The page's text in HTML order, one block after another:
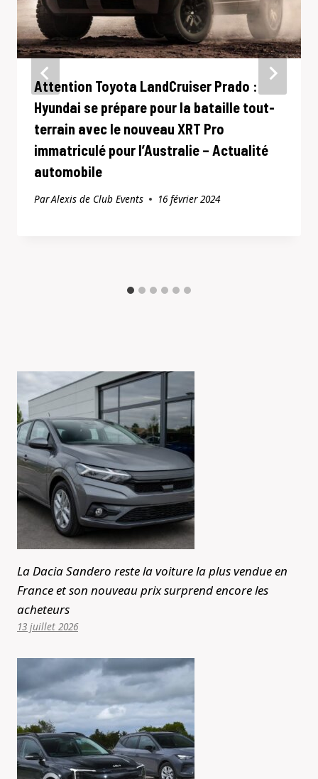
Attention Toyota LandCruiser Prado :
Hyundai se prépare pour la bataille tout-
terrain avec le nouveau XRT Pro
immatriculé pour l’Australie – Actualité
automobile
ParAlexis de Club Events 16 février 2024
La Dacia Sandero reste la voiture la plus vendue en
France et son nouveau prix surprend encore les
acheteurs
13 juillet 2026